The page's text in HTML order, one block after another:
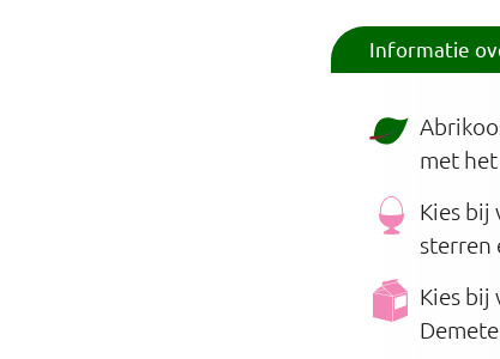
Informatie
met
Kies bij
sterren
Kies bij